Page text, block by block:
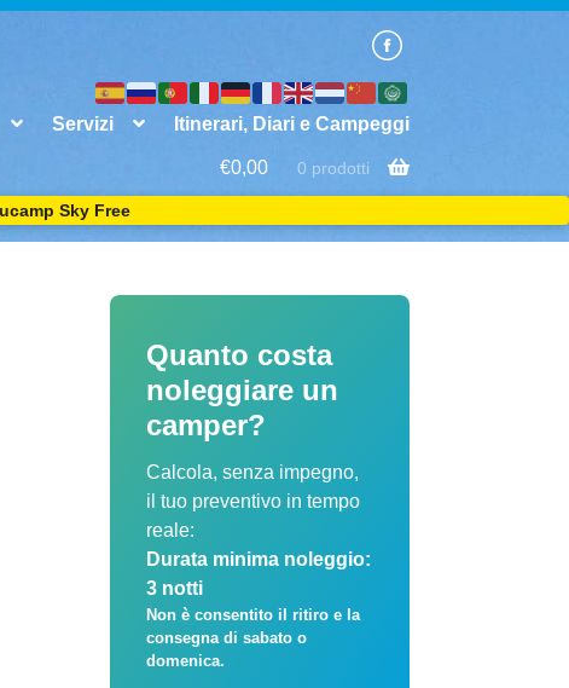
Servizi Itinerari, Diari e Campeggi
€0,00 0 prodotti
Sky Free
Quanto costa
noleggiare un
camper?
Calcola, senza impegno,
il tuo preventivo in tempo
reale:
Durata minima noleggio:
3 notti
Non è consentito il ritiro e la
consegna di sabato o
domenica.